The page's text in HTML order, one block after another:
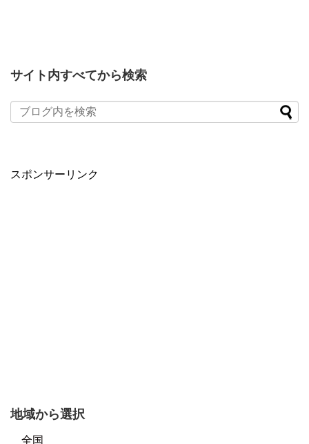
サイト内すべてから検索
スポンサーリンク
地域から選択
全国